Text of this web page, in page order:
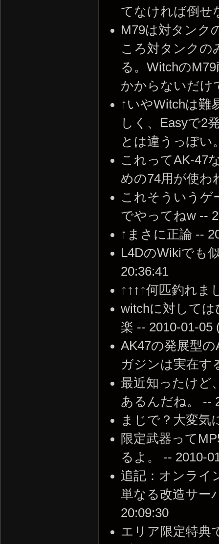
てなければ倒せ
M79は対タンク
ころ対タンクの
る。Witchの
かからないだけ
↑いやWitchは難
しく、Easyで2
とは違うっぽい
これってAK-47
めの74用が使わ
これそういうゲ
でやってねw --
↑まさに正論 --
L4DのWikiでも
20:36:41
↑↑↑↑何匹釣れま
witchに対して
楽 -- 2010-01-05
AK47の発展型
ガジンは実在す
最近知ったけど
あるんだね。 --
まじで？大変気
限定武器って
るよ。 -- 2010-
追記：オンライ
単なる改造サー
20:09:30
エリア限定特典